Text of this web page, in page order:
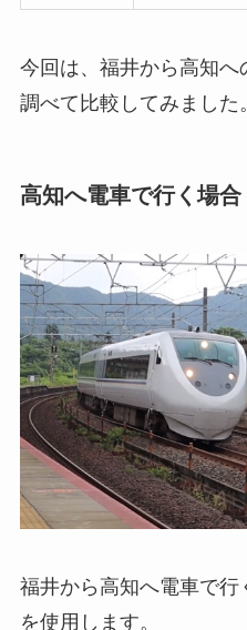
今回は、福井から高知へ
調べて比較してみました。
高知へ電車で行く場合
福井から高知へ電車で
を使用します。